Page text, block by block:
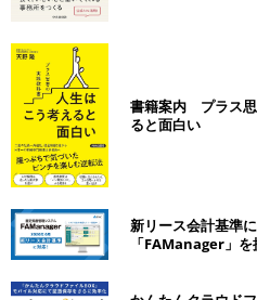
書籍案内 プラス
ると面白い
新リース会計基準
「FAManager」